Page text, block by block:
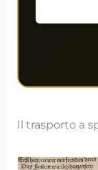
Il trasporto a